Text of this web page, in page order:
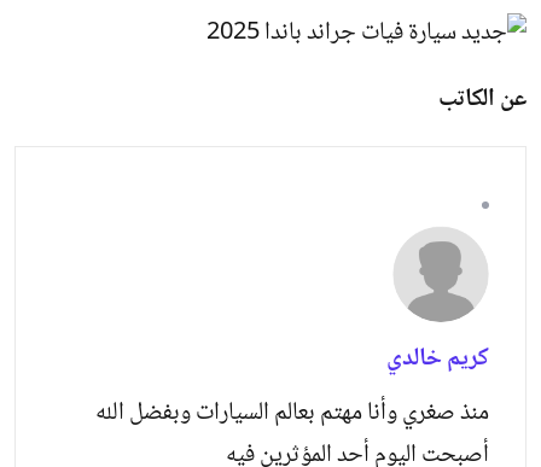
عن الكاتب
كريم خالدي
منذ صغري وأنا مهتم بعالم السيارات وبفضل الله
أصبحت اليوم أحد المؤثرين فيه